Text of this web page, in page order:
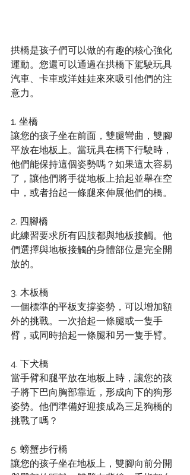
拱橋是孩子們可以做的有趣的核心強化
運動。您還可以通過在拱橋下駕駛玩具
汽車、卡車或洋娃娃來來吸引他們的注
意力。
1. 坐橋
讓您的孩子坐在前面，雙腿彎曲，雙腳
平放在地板上。當玩具在橋下行駛時，
他們能保持這個姿勢嗎？如果這太容易
了，讓他們將手從地板上抬起並舉在空
中，或者抬起一條腿來伸展他們的橋。
2. 四腳橋
此練習要求所有四肢都與地板接觸。他
們選擇與地板接觸的身體部位是完全開
放的。
3. 木板橋
一個標準的平板支撐姿勢，可以增加額
外的挑戰。一次抬起一條腿或一隻手
臂，或同時抬起一條腿和另一隻手臂。
4. 下犬橋
當手臂和腿平放在地板上時，讓您的孩
子將下巴向胸部靠近，形成向下的狗形
姿勢。他們準備好迎接成為三足狗橋的
挑戰了嗎？
5. 螃蟹步行橋
讓您的孩子坐在地板上，雙腳向前分開